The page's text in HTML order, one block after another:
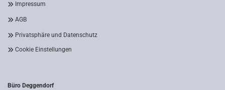
Impressum
AGB
Privatsphäre und Datenschutz
Cookie Einstellungen
Büro Deggendorf